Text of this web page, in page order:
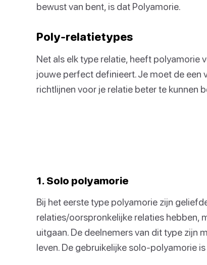
bewust van bent, is dat Polyamorie.
Poly-relatietypes
Net als elk type relatie, heeft polyamorie
jouwe perfect definieert. Je moet de een
richtlijnen voor je relatie beter te kunnen
1. Solo polyamorie
Bij het eerste type polyamorie zijn
relaties/oorspronkelijke relaties hebben,
uitgaan. De deelnemers van dit type zijn
leven. De gebruikelijke solo-polyamorie